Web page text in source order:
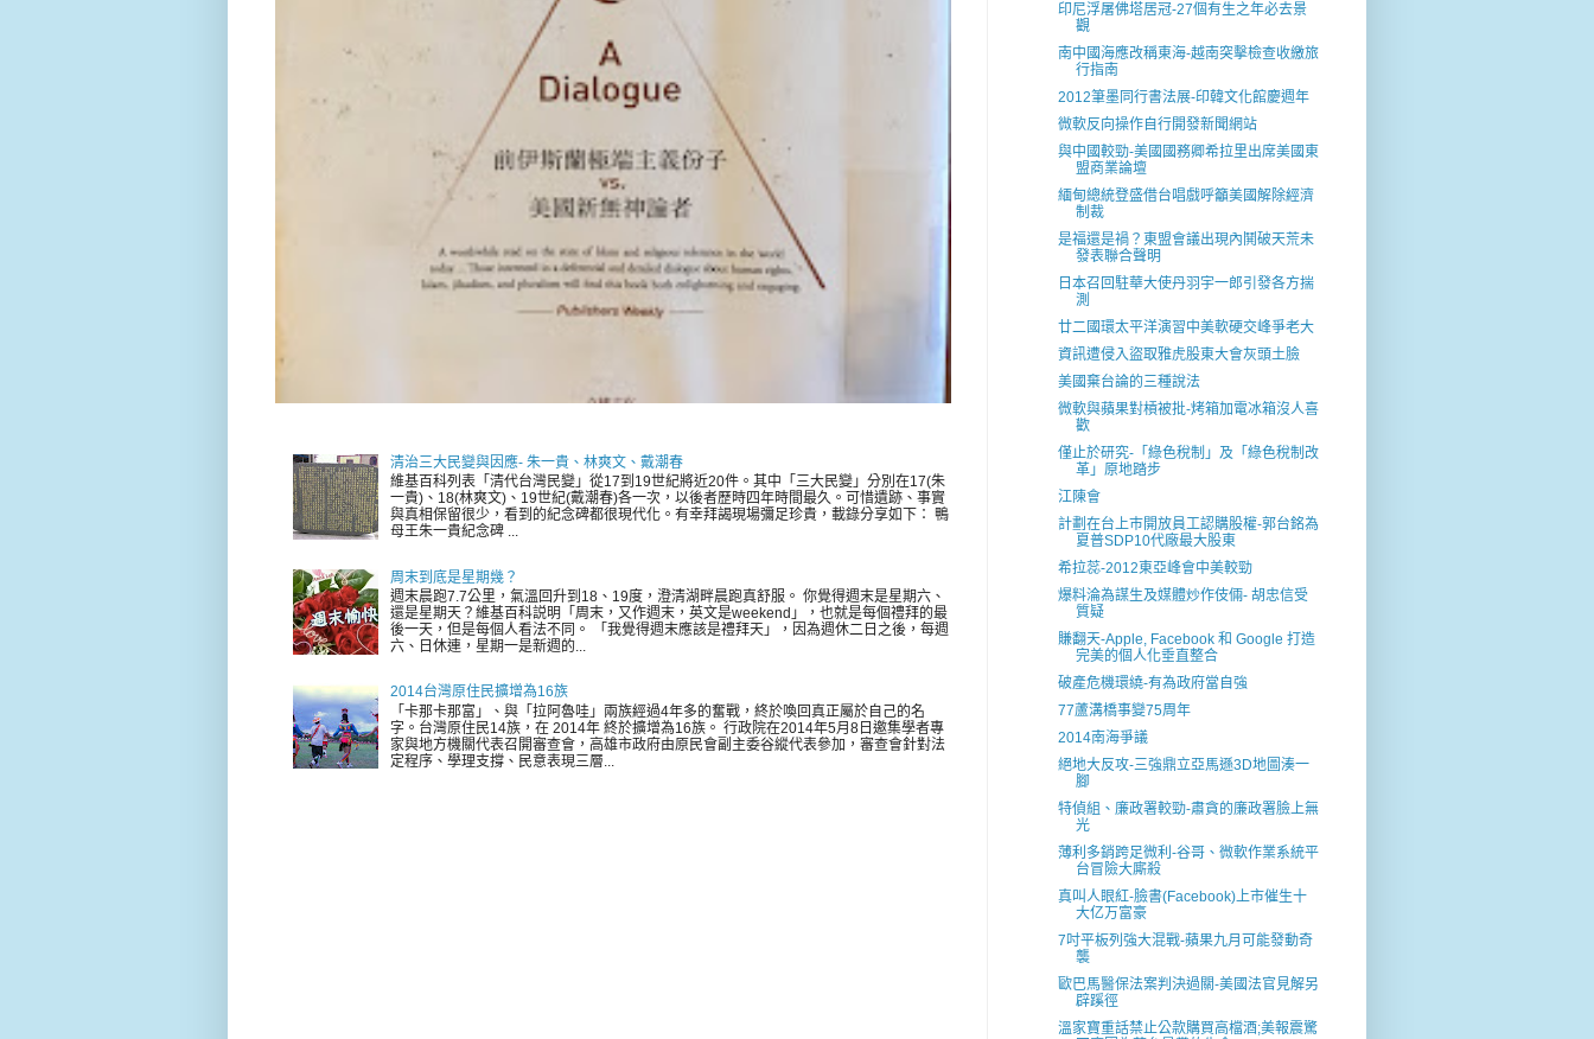
清治三大民變與因應- 朱一貴、林爽文、戴潮春
維基百科列表「清代台灣民變」從17到19世紀將近20件。其中「三大民變」分別在17(朱
一貴)、18(林爽文)、19世紀(戴潮春)各一次，以後者歷時四年時間最久。可惜遺跡、事實
與真相保留很少，看到的紀念碑都很現代化。有幸拜謁現場彌足珍貴，載錄分享如下： 鴨
母王朱一貴紀念碑 ...
周末到底是星期幾？
週末晨跑7.7公里，氣溫回升到18、19度，澄清湖畔晨跑真舒服。 你覺得週末是星期六、
還是星期天？維基百科説明「周末，又作週末，英文是weekend」，也就是每個禮拜的最
後一天，但是每個人看法不同。 「我覺得週末應該是禮拜天」，因為週休二日之後，每週
六、日休連，星期一是新週的...
2014台灣原住民擴增為16族
「卡那卡那富」、與「拉阿魯哇」兩族經過4年多的奮戰，終於喚回真正屬於自己的名
字。台灣原住民14族，在 2014年 終於擴增為16族。 行政院在2014年5月8日邀集學者專
家與地方機關代表召開審查會，高雄市政府由原民會副主委谷縱代表參加，審查會針對法
定程序、學理支撐、民意表現三層...
印尼浮屠佛塔居冠-27個有生之年必去景
觀
南中國海應改稱東海-越南突擊檢查收繳旅
行指南
2012筆墨同行書法展-印韓文化館慶週年
微軟反向操作自行開發新聞網站
與中國較勁-美國國務卿希拉里出席美國東
盟商業論壇
緬甸總統登盛借台唱戲呼籲美國解除經濟
制裁
是福還是禍？東盟會議出現內鬨破天荒未
發表聯合聲明
日本召回駐華大使丹羽宇一郎引發各方揣
測
廿二國環太平洋演習中美軟硬交峰爭老大
資訊遭侵入盜取雅虎股東大會灰頭土臉
美國棄台論的三種說法
微軟與蘋果對槓被批-烤箱加電冰箱沒人喜
歡
僅止於研究-「綠色稅制」及「綠色稅制改
革」原地踏步
江陳會
計劃在台上巿開放員工認購股權-郭台銘為
夏普SDP10代廠最大股東
希拉蕊-2012東亞峰會中美較勁
爆料淪為謀生及媒體炒作伎倆- 胡忠信受
質疑
賺翻天-Apple, Facebook 和 Google 打造
完美的個人化垂直整合
破產危機環繞-有為政府當自強
77蘆溝橋事變75周年
2014南海爭議
絕地大反攻-三強鼎立亞馬遜3D地圖湊一
腳
特偵組、廉政署較勁-肅貪的廉政署臉上無
光
薄利多銷跨足微利-谷哥、微軟作業系統平
台冒險大廝殺
真叫人眼紅-臉書(Facebook)上市催生十
大亿万富豪
7吋平板列強大混戰-蘋果九月可能發動奇
襲
歐巴馬醫保法案判決過關-美國法官見解另
辟蹊徑
溫家寶重話禁止公款購買高檔酒;美報震驚